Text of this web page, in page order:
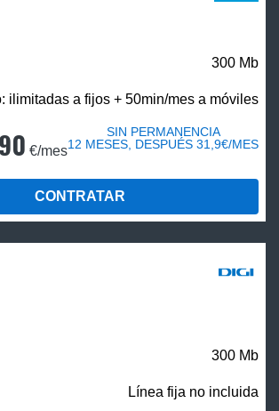
300 Mb
ilimitadas a fijos + 50min/mes a móviles
€/mes
SIN PERMANENCIA
12 MESES, DESPUÉS 31,9€/MES
CONTRATAR
300 Mb
Línea fija no incluida